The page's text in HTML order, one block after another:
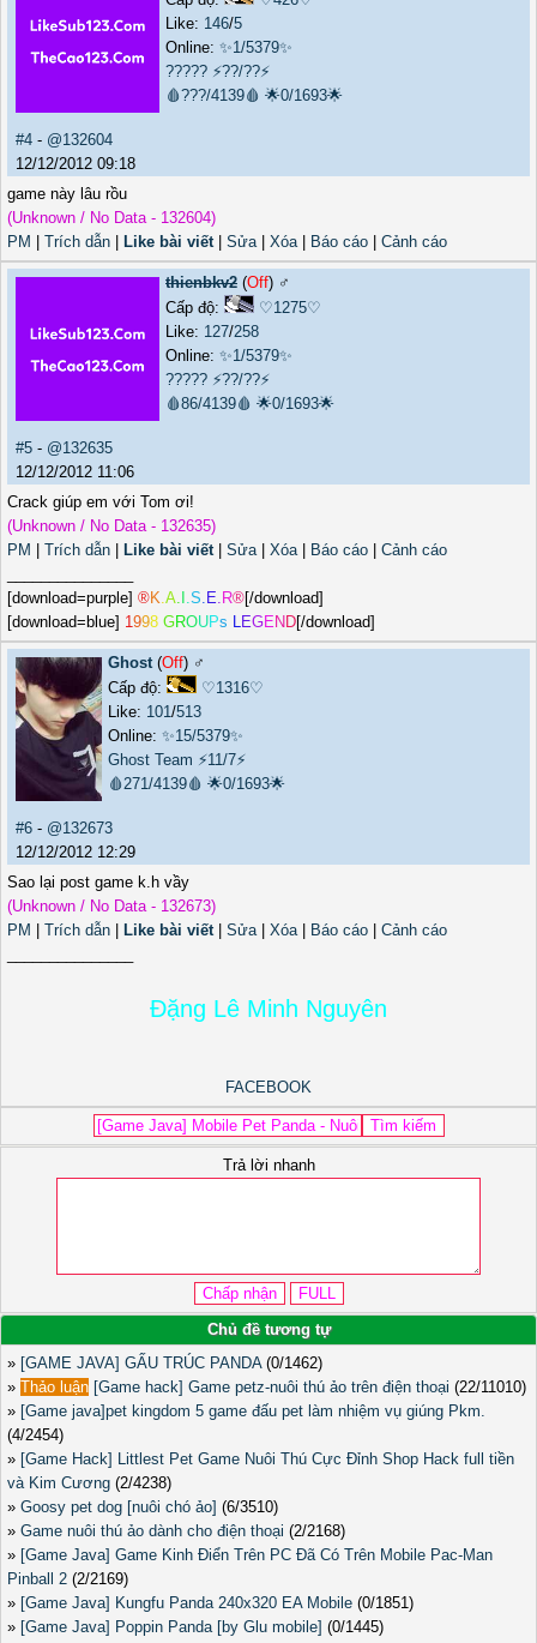
Like: 146/5
Online: ✨1/5379✨
????? ⚡??/??⚡
🩸???/4139🩸 🌟0/1693🌟
#4 - @132604
12/12/2012 09:18
game này lâu rồu
(Unknown / No Data - 132604)
PM
Trích dẫn Like bài viết| Sửa| Xóa| Báo cáo Cảnh cáo
thienbkv2 (Off) ♂️
Cấp độ:
♡1275♡
Like: 127/258
Online: ✨1/5379✨
????? ⚡??/??⚡
🩸86/4139🩸 🌟0/1693🌟
#5 - @132635
12/12/2012 11:06
Crack giúp em với Tom ơi!
(Unknown / No Data - 132635)
PM
Trích dẫn Like bài viết| Sửa| Xóa| Báo cáo
Cảnh cáo
[download=purple] ®K.A. .S. E. R®[/download]
[download=blue] 1998 GROUPs LEGEN D[/download]
Ghost(Off) ♂️
Cấp độ:
♡1316♡
Like: 101/513
Online: ✨15/5379✨
Ghost Team ⚡11/7⚡
🩸271/4139🩸 🌟0/1693🌟
#6 - @132673
12/12/2012 12:29
Sao lại post game k.h vầy
(Unknown / No Data - 132673)
PM
Trích dẫn Like bài viết| Sửa| Xóa| Báo cáo
Cảnh cáo
Đặng Lê Minh Nguyên
FACEBOOK
Trả lời nhanh
Chủ đề tương tự
» [GAME JAVA] GẤU TRÚC PANDA(0/1462)
» Thảo luận [Game hack] Game petz-nuôi thú ảo trên điện thoại (22/11010)
» [Game java]pet kingdom 5 game đấu pet làm nhiệm vụ giúng Pkm.
(4/2454)
» [Game Hack] Littlest Pet Game Nuôi Thú Cực Đỉnh Shop Hack full tiền
và Kim Cương (2/4238)
» Goosy pet dog [nuôi chó ảo] (6/3510)
» Game nuôi thú ảo dành cho điện thoại (2/2168)
» [Game Java] Game Kinh Điển Trên PC Đã Có Trên Mobile Pac-Man
Pinball 2 (2/2169)
» [Game Java] Kungfu Panda 240x320 EA Mobile (0/1851)
» [Game Java] Poppin Panda [by Glu mobile] (0/1445)